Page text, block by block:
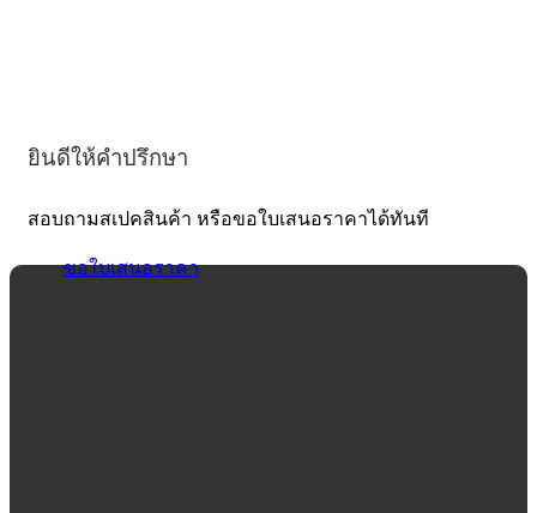
ยินดีให้คำปรึกษา
สอบถามสเปคสินค้า หรือขอใบเสนอราคาได้ทันที
ขอใบเสนอราคา